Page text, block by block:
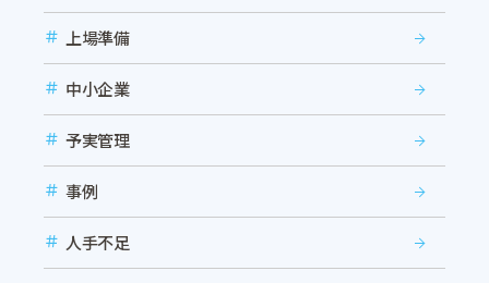
上場準備
中小企業
予実管理
事例
人手不足